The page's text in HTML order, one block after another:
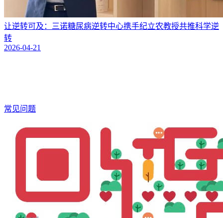
让逆转可及：三诺糖尿病逆转中心携手纪立农教授共推科学逆
转
2026-04-21
常见问题